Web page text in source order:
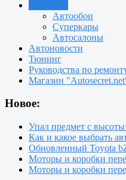
Автообои
Суперкары
Автосалоны
Автоновости
Тюнинг
Руководства по
Магазин
Новое:
Упал предмет с
Как и какое выбрать
Обновленный Toyota
Моторы и коробки
Моторы и коробки